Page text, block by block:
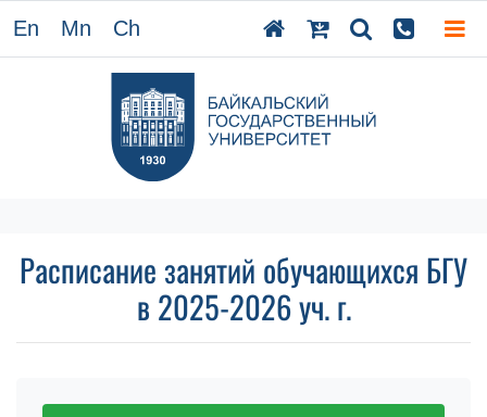
En Mn Ch
Расписание занятий обучающихся БГУ
в 2025-2026 уч. г.